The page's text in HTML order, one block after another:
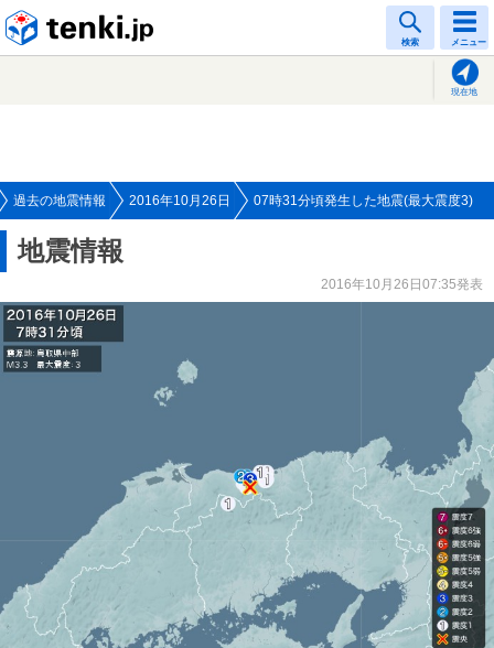
検索 メニュー
現在地
過去の地震情報 2016年10月26日 07時31分頃発生した地震(最大震度3)
地震情報
2016年10月26日07:35発表